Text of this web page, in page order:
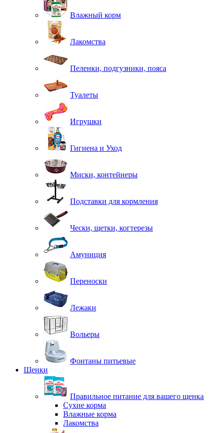
Влажный корм
Лакомства
Пеленки, подгузники, пояса
Туалеты
Игрушки
Гигиена и Уход
Миски, контейнеры
Подставки для кормления
Чески, щетки, когтерезы
Амуниция
Переноски
Лежаки
Вольеры
Фонтаны питьевые
Щенки
Правильное питание для вашего щенка
Сухие корма
Влажные корма
Лакомства